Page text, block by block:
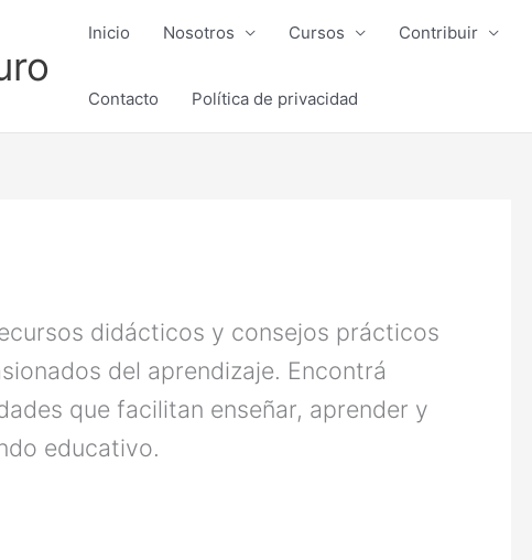
Inicio Nosotros Cursos Contribuir
Contacto Política de privacidad
didácticos y consejos prácticos
del aprendizaje. Encontrá
que facilitan enseñar, aprender y
educativo.